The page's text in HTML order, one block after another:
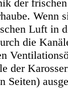
der
Wenn
Luft in
die
der
Seiten)